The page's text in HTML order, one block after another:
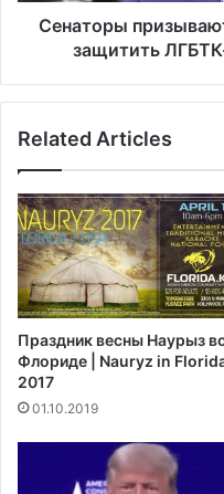
у
е
п
л
а
т
и
л
1
2
1
м
и
а
а
д
м
и
н
с
т
а
ц
Сенаторы
защитить
Related Articles
Праздник весны Наурыз
Флориде | Nauryz in
2017
01.10.2019